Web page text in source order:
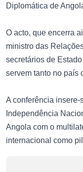
Diplomática de
O acto, que encerra
ministro das
secretários de
servem tanto no país
A conferência insere-
Independência
Angola com o
internacional como